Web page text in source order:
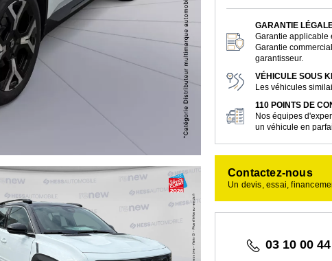
GARANTIE
Garantie applicable
Garantie
garantisseur.
VÉHICULE SOUS
Les véhicules
110 POINTS DE
Nos équipes
un véhicule en
Contactez-nous
Un devis, essai,
03 10 00